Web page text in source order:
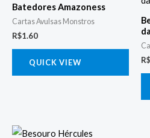
Batedores Amazoness
Cartas Avulsas Monstros
R$1.60
QUICK VIEW R$